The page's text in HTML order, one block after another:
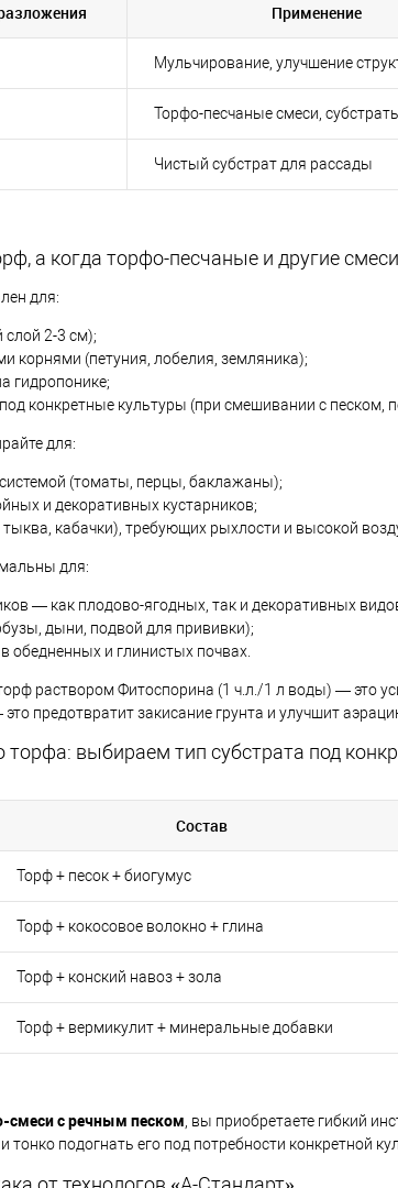
Применение
Мульчирование, улучшение
Торфо-песчаные смеси,
Чистый субстрат для рассады
а когда торфо-песчаные и другие смеси
для:
2-3 см);
корнями (петуния, лобелия, земляника);
гидропонике;
конкретные культуры (при смешивании с песком,
для:
(томаты, перцы, баклажаны);
и декоративных кустарников;
кабачки), требующих рыхлости и высокой
для:
— как плодово-ягодных, так и декоративных
дыни, подвой для прививки);
обедненных и глинистых почвах.
раствором Фитоспорина (1 ч.л./1 л воды) — это
предотвратит закисание грунта и улучшит
торфа: выбираем тип субстрата под
Состав
Торф + песок + биогумус
Торф + кокосовое волокно + глина
Торф + конский навоз + зола
Торф + вермикулит + минеральные добавки
смеси с речным песком, вы приобретаете гибкий
тонко подогнать его под потребности конкретной